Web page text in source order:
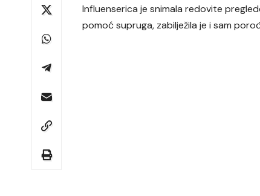
Influenserica je snimala redovite
pomoć supruga, zabilježila je i sam